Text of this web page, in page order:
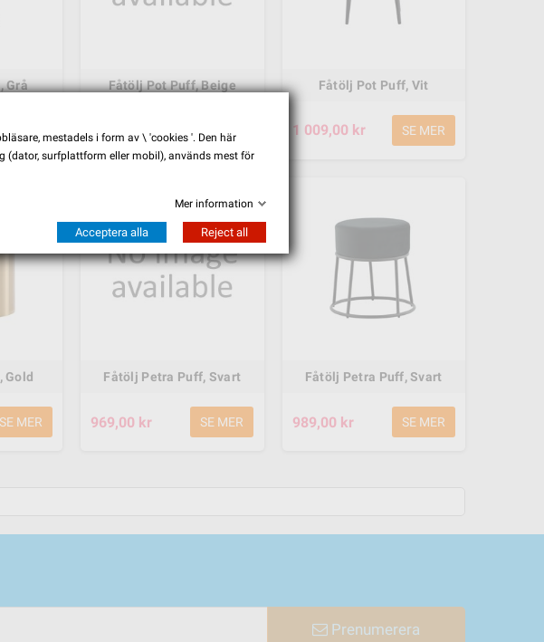
Grå
SE MER
Fåtölj Pot Puff, Beige
869,00 kr SE MER
Fåtölj Pot Puff, Vit
1 009,00 kr SE MER
Gold
SE MER
Fåtölj Petra Puff, Svart
969,00 kr SE MER
Fåtölj Petra Puff, Svart
989,00 kr SE MER
Prenumerera
mestadels i form av \ 'cookies '. Den här
(dator, surfplattform eller mobil), används mest för
Mer information
Acceptera alla Reject all